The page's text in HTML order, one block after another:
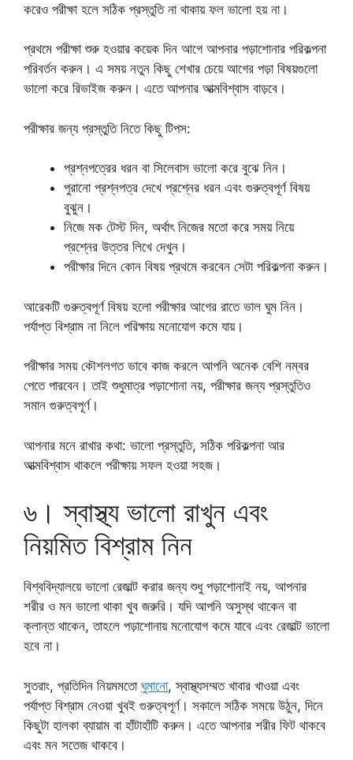
করেও পরীক্ষা হলে সঠিক প্রস্তুতি না থাকায় ফল ভালো হয় না।
প্রথমে পরীক্ষা শুরু হওয়ার কয়েক দিন আগে আপনার পড়াশোনার পরিকল্পনা
পরিবর্তন করুন। এ সময় নতুন কিছু শেখার চেয়ে আগের পড়া বিষয়গুলো
ভালো করে রিভাইজ করুন। এতে আপনার আত্মবিশ্বাস বাড়বে।
পরীক্ষার জন্য প্রস্তুতি নিতে কিছু টিপস:
প্রশ্নপত্রের ধরন বা সিলেবাস ভালো করে বুঝে নিন।
পুরানো প্রশ্নপত্র দেখে প্রশ্নের ধরন এবং গুরুত্বপূর্ণ বিষয়
বুঝুন।
নিজে মক টেস্ট দিন, অর্থাৎ নিজের মতো করে সময় নিয়ে
প্রশ্নের উত্তর লিখে দেখুন।
পরীক্ষার দিনে কোন বিষয় প্রথমে করবেন সেটা পরিকল্পনা করুন।
আরেকটি গুরুত্বপূর্ণ বিষয় হলো পরীক্ষার আগের রাতে ভাল ঘুম নিন।
পর্যাপ্ত বিশ্রাম না নিলে পরিক্ষায় মনোযোগ কমে যায়।
পরীক্ষার সময় কৌশলগত ভাবে কাজ করলে আপনি অনেক বেশি নম্বর
পেতে পারবেন। তাই শুধুমাত্র পড়াশোনা নয়, পরীক্ষার জন্য প্রস্তুতিও
সমান গুরুত্বপূর্ণ।
আপনার মনে রাখার কথা: ভালো প্রস্তুতি, সঠিক পরিকল্পনা আর
আত্মবিশ্বাস থাকলে পরীক্ষায় সফল হওয়া সহজ।
৬। স্বাস্থ্য ভালো রাখুন এবং
নিয়মিত বিশ্রাম নিন
বিশ্ববিদ্যালয়ে ভালো রেজাল্ট করার জন্য শুধু পড়াশোনাই নয়, আপনার
শরীর ও মন ভালো থাকা খুব জরুরি। যদি আপনি অসুস্থ থাকেন বা
ক্লান্ত থাকেন, তাহলে পড়াশোনায় মনোযোগ কমে যাবে এবং রেজাল্ট ভালো
হবে না।
সুতরাং, প্রতিদিন নিয়মমতো ঘুমানো, স্বাস্থ্যসম্মত খাবার খাওয়া এবং
পর্যাপ্ত বিশ্রাম নেওয়া খুবই গুরুত্বপূর্ণ। সকালে সঠিক সময়ে উঠুন, দিনে
কিছুটা হালকা ব্যায়াম বা হাঁটাহাঁটি করুন। এতে আপনার শরীর ফিট থাকবে
এবং মন সতেজ থাকবে।